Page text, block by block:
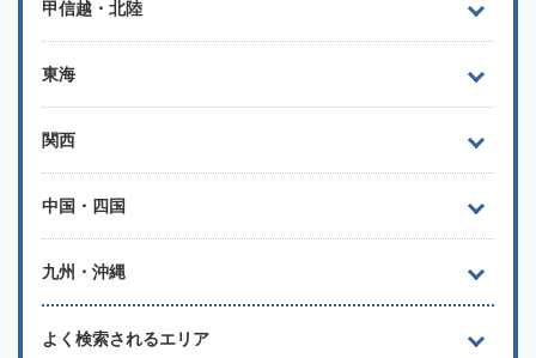
甲信越・北陸
東海
関西
中国・四国
九州・沖縄
よく検索されるエリア